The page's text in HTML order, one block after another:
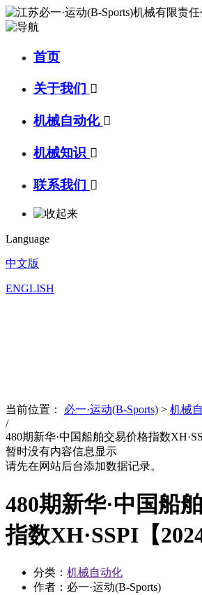
首页
关于我们 
机械自动化 
机械知识 
联系我们 
Language
中文版
ENGLISH
当前位置： 必一·运动(B-Sports) > 机械
/
480期新华·中国船舶交易价格指数
暂时没有内容信息显示
请先在网站后台添加数据记录。
480期新华·中国船
指数XH·SSPI【
分类： 机械自动化
作者：必一·运动(B-Sports)